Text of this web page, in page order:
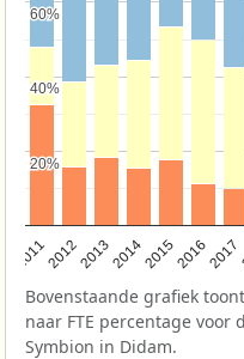
2011201220132014201520162017
20%
20%
40%
40%
60%
60%
Bovenstaande grafiek
naar FTE percentage
Symbion in Didam.